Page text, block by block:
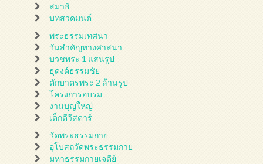
สมาธิ
บทสวดมนต์
พระธรรมเทศนา
วันสำคัญทางศาสนา
บวชพระ 1 แสนรูป
ธุดงค์ธรรมชัย
ตักบาตรพระ 2 ล้านรูป
โครงการอบรม
งานบุญใหญ่
เด็กดีวีสตาร์
วัดพระธรรมกาย
อุโบสถวัดพระธรรมกาย
มหาธรรมกายเจดีย์